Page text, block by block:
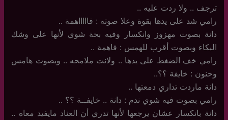
ترجف .. ولا ردت عليه ..
رامي شد على يدها بقوة وعلا صوته : فاااااهمة ..
دانة بصوت مهزوز وانكسار وفيه بحة شوي لأنها على وشك
البكاء وبصوت أقرب للهمس : فاهمة ..
رامي خف الضغط على يدها .. ولانت ملامحه .. وبصوت هامس
وحنون : خايفة ؟؟..
دانة ماردت تداري دمعتها ..
رامي بصوت فيه شوي ندم : دانة .. خايفــة ؟؟ ..
دانة بانكسار عشان يرجعها لأنها تدري أن العناد مايفيد معاه ..